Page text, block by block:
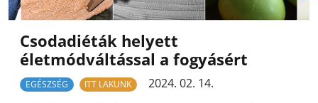
Csodadiéták helyett
életmódváltással a fogyásért
EGÉSZSÉG ITT LAKUNK
2024. 02. 14.